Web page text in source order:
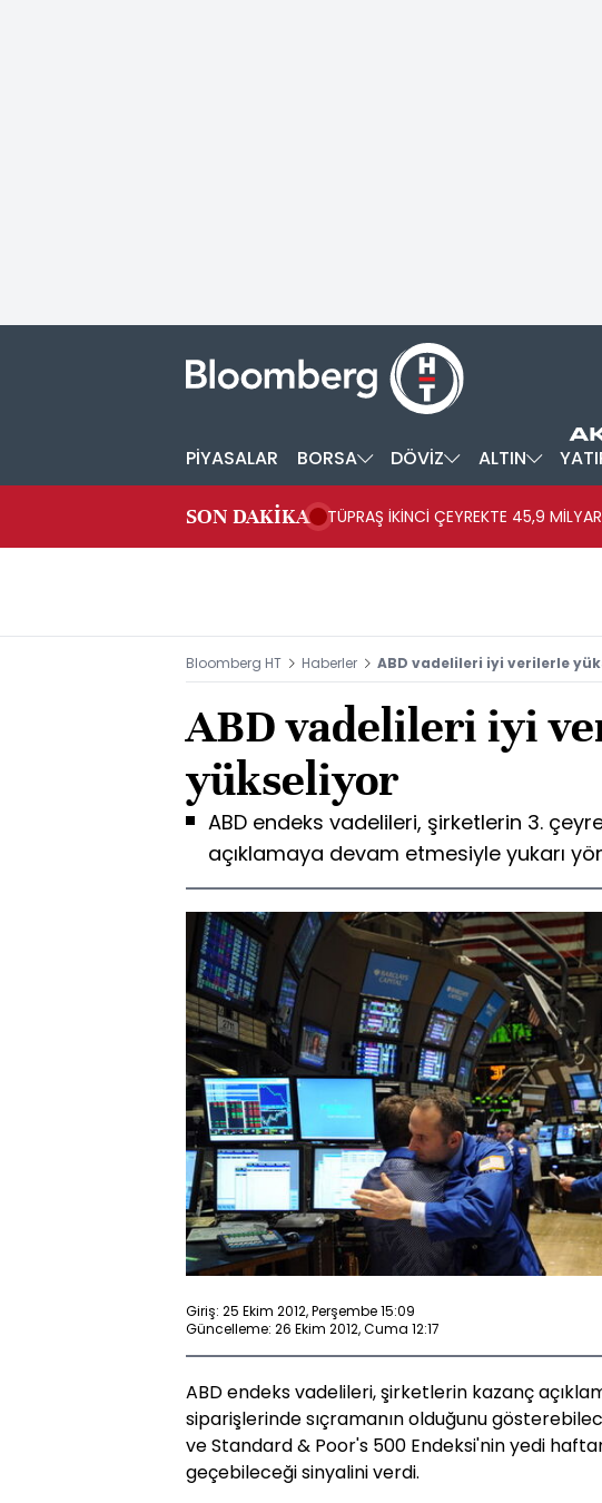
PİYASALAR BORSA DÖVİZ ALTIN
SON DAKİKA TÜPRAŞ İKİNCİ ÇEYREKTE 45,9
Bloomberg HT Haberler ABD vadelileri iyi verilerle
ABD vadelileri iyi
yükseliyor
ABD endeks vadelileri, şirketlerin 3.
açıklamaya devam etmesiyle yukarı
Giriş: 25 Ekim 2012, Perşembe 15:09
Güncelleme: 26 Ekim 2012, Cuma 12:17
ABD endeks vadelileri, şirketlerin kazanç
siparişlerinde sıçramanın olduğunu
ve Standard & Poor's 500 Endeksi'nin yedi
geçebileceği sinyalini verdi.